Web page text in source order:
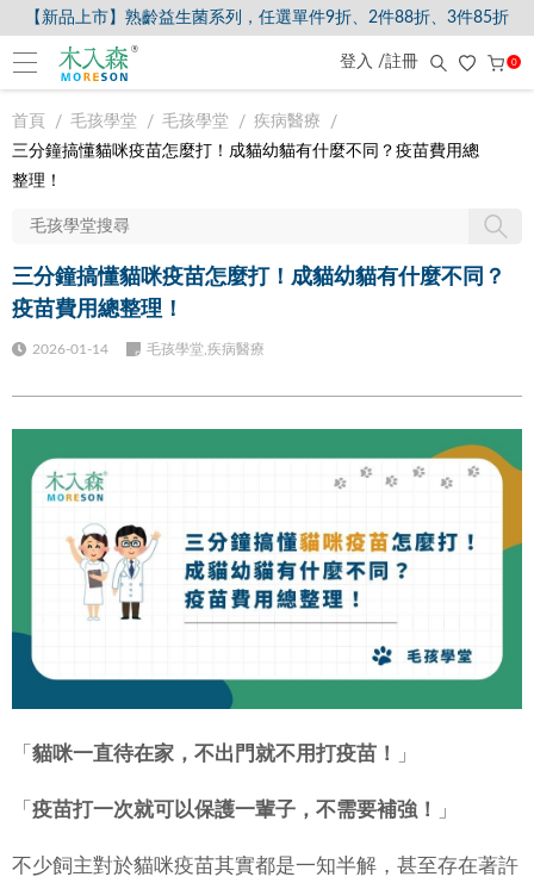
【新品上市】熟齡益生菌系列，任選單件9折、2件88折、3件85折
登入 /註冊 0
首頁 毛孩學堂 毛孩學堂
疾病醫療
三分鐘搞懂貓咪疫苗怎麼打！成貓幼貓有什麼不同？疫苗費用總
整理！
三分鐘搞懂貓咪疫苗怎麼打！成貓幼貓有什麼不同？
疫苗費用總整理！
2026-01-14 毛孩學堂,疾病醫療
「 貓咪一直待在家，不出門就不用打疫苗！ 」
「 疫苗打一次就可以保護一輩子，不需要補強！ 」
不少飼主對於貓咪疫苗其實都是一知半解，甚至存在著許